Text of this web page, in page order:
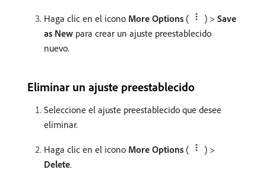
Haga clic en el icono More Options ( ) > Save
as New para crear un ajuste preestablecido
nuevo.
Eliminar un ajuste preestablecido
Seleccione el ajuste preestablecido que desee
eliminar.
Haga clic en el icono More Options (
) >
Delete.